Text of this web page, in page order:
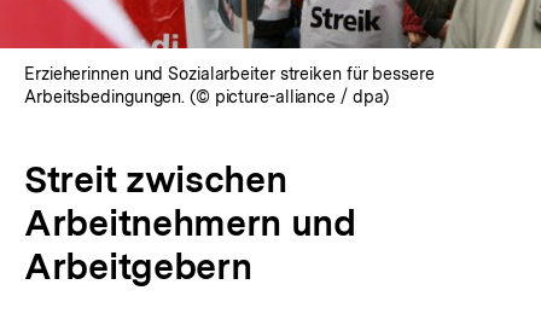
Erzieherinnen und Sozialarbeiter streiken für bessere
Arbeitsbedingungen. (© picture-alliance / dpa)
Streit zwischen
Arbeitnehmern und
Arbeitgebern